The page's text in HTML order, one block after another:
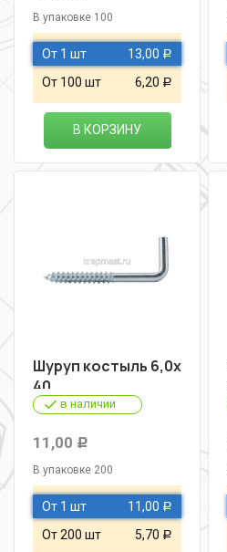
В упаковке 100
От 1 шт 13,00 Р
От 100 шт 6,20 Р
В КОРЗИНУ
Шуруп костыль 6,0х
40
в наличии
11,00 Р
В упаковке 200
От 1 шт 11,00 Р
От 200 шт 5,70 Р